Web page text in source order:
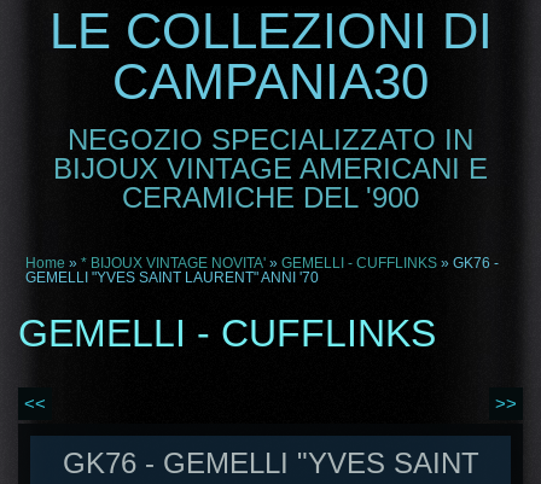
LE COLLEZIONI DI
CAMPANIA30
NEGOZIO SPECIALIZZATO IN
BIJOUX VINTAGE AMERICANI E
CERAMICHE DEL '900
Home » * BIJOUX VINTAGE NOVITA' » GEMELLI - CUFFLINKS » GK76 -
GEMELLI "YVES SAINT LAURENT" ANNI '70
GEMELLI - CUFFLINKS
<< >>
GK76 - GEMELLI "YVES SAINT